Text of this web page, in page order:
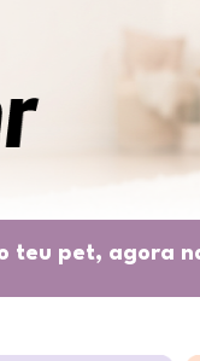
teu pet, agora